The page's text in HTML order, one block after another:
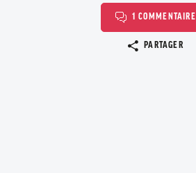
1 COMMENTAIRE
PARTAGER